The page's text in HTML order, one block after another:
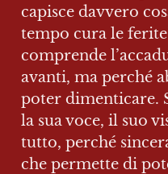
capisce davvero
tempo cura le
comprende
avanti, ma perché
poter dimenticare.
la sua voce, il suo
tutto, perché
che permette di